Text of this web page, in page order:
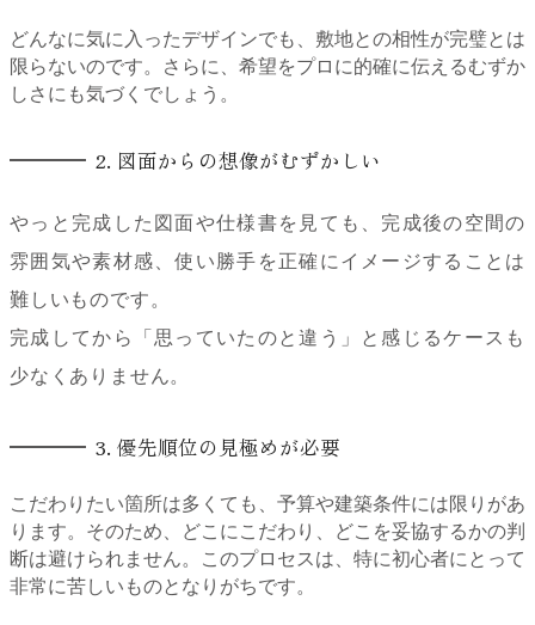
どんなに気に入ったデザインでも、敷地との相性が完璧とは
限らないのです。さらに、希望をプロに的確に伝えるむずか
しさにも気づくでしょう。
2. 図面からの想像がむずかしい
やっと完成した図面や仕様書を見ても、完成後の空間の
雰囲気や素材感、使い勝手を正確にイメージすることは
難しいものです。
完成してから「思っていたのと違う」と感じるケースも
少なくありません。
3. 優先順位の見極めが必要
こだわりたい箇所は多くても、予算や建築条件には限りがあ
ります。そのため、どこにこだわり、どこを妥協するかの判
断は避けられません。このプロセスは、特に初心者にとって
非常に苦しいものとなりがちです。